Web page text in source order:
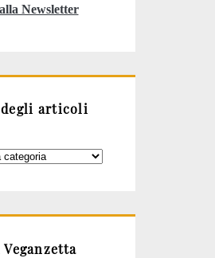
Newsletter
degli articoli